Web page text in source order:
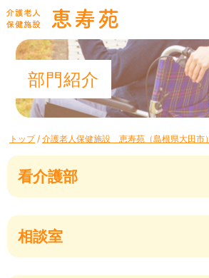
このページの本文へ
部門紹介
現
在
置：
トップ/ 介護老人保健施設 恵寿苑（島根県大田市）
看介護部
相談室